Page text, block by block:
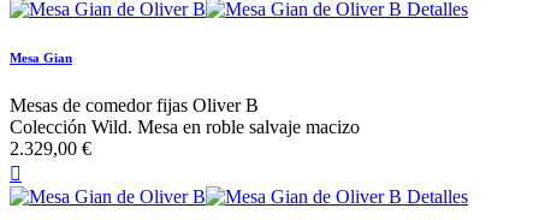
Mesa Gian
Mesas de comedor fijas Oliver B
Colección Wild. Mesa en roble salvaje macizo
2.329,00 €
